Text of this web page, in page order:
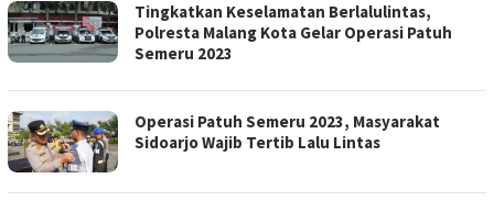
Tingkatkan Keselamatan Berlalulintas,
Polresta Malang Kota Gelar Operasi Patuh
Semeru 2023
Operasi Patuh Semeru 2023, Masyarakat
Sidoarjo Wajib Tertib Lalu Lintas